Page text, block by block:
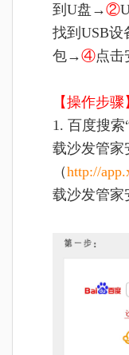
到U盘→②
找到USB
包→④点击
【操作步骤
1. 百度搜
载沙发管家
（http://
载沙发管家